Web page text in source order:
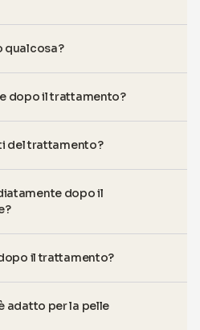
qualcosa?
dopo il trattamento?
del trattamento?
dopo il
il trattamento?
adatto per la pelle